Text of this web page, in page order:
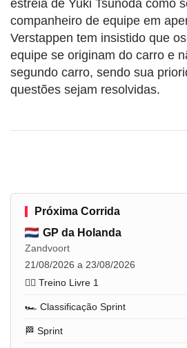
estreia de Yuki Tsunoda como
companheiro de equipe em
Verstappen tem insistido que
equipe se originam do carro e
segundo carro, sendo sua
questões sejam resolvidas.
Próxima Corrida
GP da Holanda
Zandvoort
21/08/2026 a 23/08/2026
🏋️‍♂️ Treino Livre 1
🏎️ Classificação Sprint
🏁 Sprint